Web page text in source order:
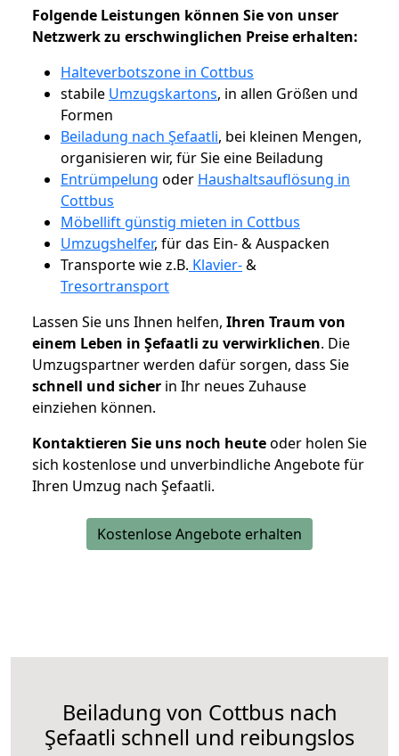
Folgende Leistungen können Sie von unser
Netzwerk zu erschwinglichen Preise erhalten:
Halteverbotszone in Cottbus
stabile Umzugskartons, in allen Größen und
Formen
Beiladung nach Şefaatli, bei kleinen Mengen,
organisieren wir, für Sie eine Beiladung
Entrümpelung oder Haushaltsauflösung in
Cottbus
Möbellift günstig mieten in Cottbus
Umzugshelfer, für das Ein- & Auspacken
Transporte wie z.B. Klavier-&
Tresortransport
Lassen Sie uns Ihnen helfen, Ihren Traum von
einem Leben in Şefaatli zu verwirklichen. Die
Umzugspartner werden dafür sorgen, dass Sie
schnell und sicher in Ihr neues Zuhause
einziehen können.
Kontaktieren Sie uns noch heuteoder holen Sie
sich kostenlose und unverbindliche Angebote für
Ihren Umzug nach Şefaatli.
Kostenlose Angebote erhalten
Beiladung von Cottbus nach
Şefaatli schnell und reibungslos